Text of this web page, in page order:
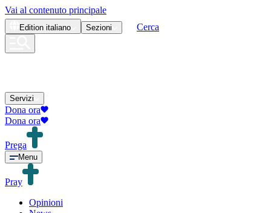
Vai al contenuto principale
Edition italiano Sezioni Cerca
Servizi
Dona ora
Dona ora
Prega
Menu
Pray
Opinioni